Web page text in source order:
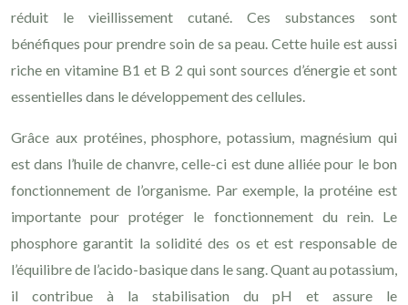
réduit le vieillissement cutané. Ces substances sont
bénéfiques pour prendre soin de sa peau. Cette huile est aussi
riche en vitamine B1 et B 2 qui sont sources d’énergie et sont
essentielles dans le développement des cellules.
Grâce aux protéines, phosphore, potassium, magnésium qui
est dans l’huile de chanvre, celle-ci est dune alliée pour le bon
fonctionnement de l’organisme. Par exemple, la protéine est
importante pour protéger le fonctionnement du rein. Le
phosphore garantit la solidité des os et est responsable de
l’équilibre de l’acido-basique dans le sang. Quant au potassium,
il contribue à la stabilisation du pH et assure le